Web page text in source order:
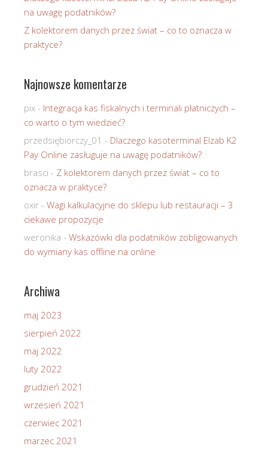
na uwagę podatników?
Z kolektorem danych przez świat – co to oznacza w
praktyce?
Najnowsze komentarze
pix - Integracja kas fiskalnych i terminali płatniczych –
co warto o tym wiedzieć?
przedsiębiorczy_01 - Dlaczego kasoterminal Elzab K2
Pay Online zasługuje na uwagę podatników?
brasci - Z kolektorem danych przez świat – co to
oznacza w praktyce?
oxir - Wagi kalkulacyjne do sklepu lub restauracji – 3
ciekawe propozycje
weronika - Wskazówki dla podatników zobligowanych
do wymiany kas offline na online
Archiwa
maj 2023
sierpień 2022
maj 2022
luty 2022
grudzień 2021
wrzesień 2021
czerwiec 2021
marzec 2021